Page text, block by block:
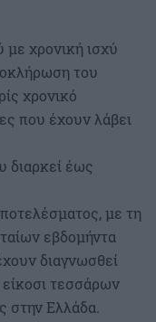
με χρονική ισχύ
του
χρονικό
που έχουν λάβει
διαρκεί έως
με τη
εβδομήντα
διαγνωσθεί
τεσσάρων
στην Ελλάδα.